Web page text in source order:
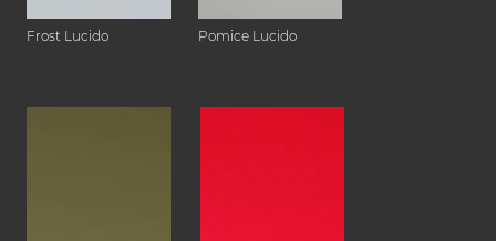
Frost Lucido Pomice Lucido